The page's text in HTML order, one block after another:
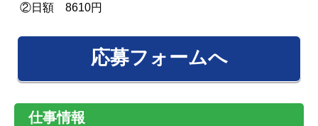
②日額 8610円
応募フォームへ
仕事情報